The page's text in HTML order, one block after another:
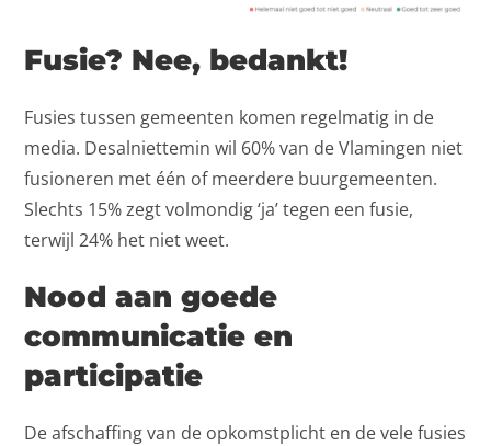
Fusie? Nee, bedankt!
Fusies tussen gemeenten komen regelmatig in de
media. Desalniettemin wil 60% van de Vlamingen niet
fusioneren met één of meerdere buurgemeenten.
Slechts 15% zegt volmondig ‘ja’ tegen een fusie,
terwijl 24% het niet weet.
Nood aan goede
communicatie en
participatie
De afschaffing van de opkomstplicht en de vele fusies